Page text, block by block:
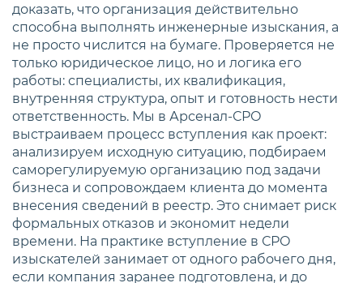
доказать, что организация действительно
способна выполнять инженерные изыскания, а
не просто числится на бумаге. Проверяется не
только юридическое лицо, но и логика его
работы: специалисты, их квалификация,
внутренняя структура, опыт и готовность нести
ответственность. Мы в Арсенал-СРО
выстраиваем процесс вступления как проект:
анализируем исходную ситуацию, подбираем
саморегулируемую организацию под задачи
бизнеса и сопровождаем клиента до момента
внесения сведений в реестр. Это снимает риск
формальных отказов и экономит недели
времени. На практике вступление в СРО
изыскателей занимает от одного рабочего дня,
если компания заранее подготовлена, и до